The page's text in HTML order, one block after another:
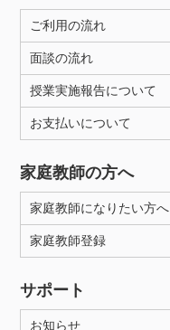
ご利用の流れ
面談の流れ
授業実施報告について
お支払いについて
家庭教師の方へ
家庭教師になりたい方へ
家庭教師登録
サポート
お知らせ